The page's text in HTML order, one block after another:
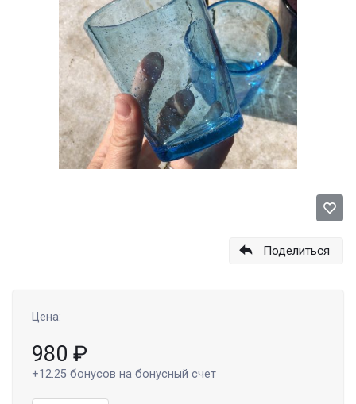
Поделиться
Цена:
980 ₽
+12.25 бонусов на бонусный счет